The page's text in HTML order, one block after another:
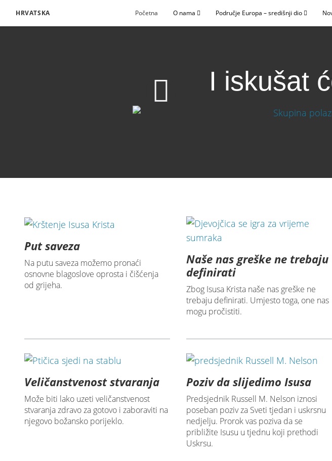
HRVATSKA Početna O nama Područje Europa – središnji dio
I iskušat
Put saveza
Na putu saveza možemo pronaći
osnovne blagoslove oprosta i čišćenja
od grijeha.
Naše nas greške ne trebaju
definirati
Zbog Isusa Krista naše nas greške ne
trebaju definirati. Umjesto toga, one nas
mogu pročistiti.
Veličanstvenost stvaranja
Može biti lako uzeti veličanstvenost
stvaranja zdravo za gotovo i zaboraviti na
njegovo božansko porijeklo.
Poziv da slijedimo Isusa
Predsjednik Russell M. Nelson iznosi
poseban poziv za Sveti tjedan i uskrsnu
nedjelju. Prorok vas poziva da se
približite Isusu u tjednu koji prethodi
Uskrsu.